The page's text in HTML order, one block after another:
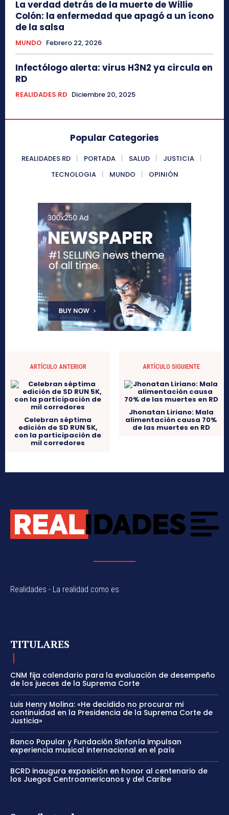
La verdad detrás de la muerte de Willie
Colón: la enfermedad que apagó a un ícono
de la salsa
MUNDO Febrero 22, 2026
Infectólogo alerta: virus H3N2 ya circula en
RD
REALIDADES RD Diciembre 20, 2025
Popular Categories
REALIDADES RD PORTADA SALUD
JUSTICIA
TECNOLOGIA
MUNDO OPINIÓN
ARTÍCULO ANTERIOR
Celebran séptima
edición de SD RUN 5K,
con la participación de
mil corredores
ARTÍCULO SIGUIENTE
Jhonatan Liriano: Mala
alimentación causa 70%
de las muertes en RD
Realidades - La realidad como es.
TITULARES
CNM fija calendario para la evaluación de desempeño
de los jueces de la Suprema Corte
Luis Henry Molina: «He decidido no procurar mi
continuidad en la Presidencia de la Suprema Corte de
Justicia»
Banco Popular y Fundación Sinfonía impulsan
experiencia musical internacional en el país
BCRD inaugura exposición en honor al centenario de
los Juegos Centroamericanos y del Caribe